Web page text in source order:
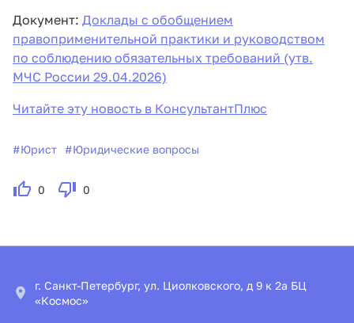
Документ: Доклады с обобщением
правоприменительной практики и руководством
по соблюдению обязательных требований (утв.
МЧС России 29.04.2026)
Читайте эту новость в КонсультантПлюс
#Юрист #Юридические вопросы
0 0
г. Санкт-Петербург, ул. Циолковского, д 9 к 2а БЦ
«Космос»